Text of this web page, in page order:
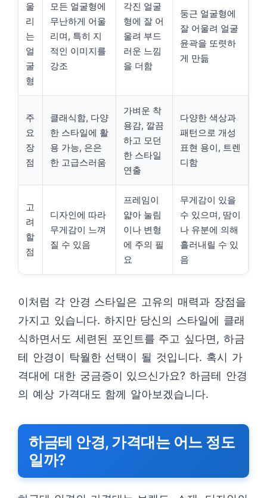
울
리
는
얼
굴
형
모든 얼굴형에
무난하게 어울
리며, 특히 지
적인 이미지를
강조
각진 얼굴
형에 잘 어
울려 부드
러운 느낌
을 더함
둥근 얼굴형에
잘 어울려 얼굴
윤곽을 또렷하
게 만듦
주
요
장
점
클래식함, 다양
한 스타일에 활
용 가능, 은은
한 고급스러움
가벼운 착
용감, 깔끔
하고 모던
한 스타일
연출
다양한 색상과
패턴으로 개성
표현 용이, 트렌
디함
고
려
할
점
디자인에 따라
무게감이 느껴
질 수 있음
프레임이
얇아 눌림
이나 변형
에 주의 필
요
무게감이 있을
수 있으며, 땀이
나 유분에 의해
흘러내릴 수 있
음
이처럼 각 안경 스타일은 고유의 매력과 장점을
가지고 있습니다. 하지만 당신의 스타일에 클래
식하면서도 세련된 포인트를 주고 싶다면, 하금
테 안경이 탁월한 선택이 될 것입니다. 혹시 가
격대에 대한 궁금증이 있으신가요? 하금테 안경
의 예상 가격대도 함께 알아보겠습니다.
하금테 안경, 가격대는 어느 정도
일까?